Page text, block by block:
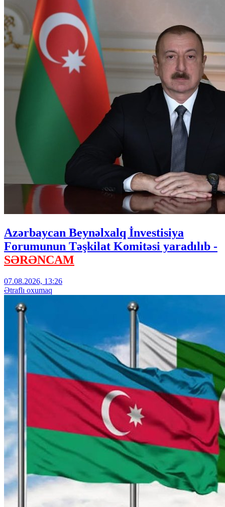
Azərbaycan Beynəlxalq İnvestisiya
Forumunun Təşkilat Komitəsi yaradılıb -
SƏRƏNCAM
07.08.2026, 13:26
Ətraflı oxumaq